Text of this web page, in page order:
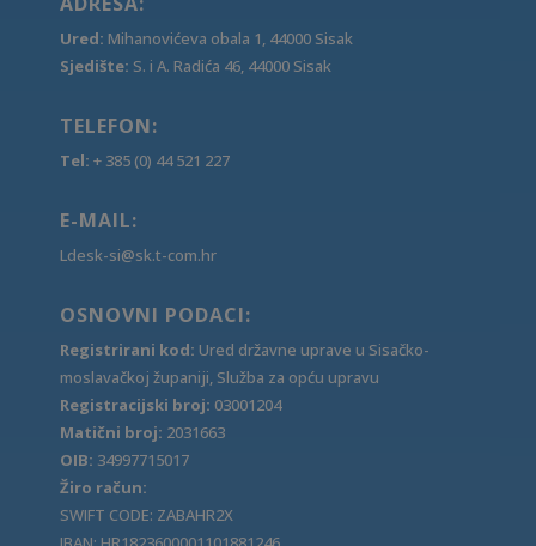
Ured: Mihanovićeva obala 1, 44000 Sisak
Sjedište: S. i A. Radića 46, 44000 Sisak
TELEFON:
Tel: + 385 (0) 44 521 227
E-MAIL:
Ldesk-si@sk.t-com.hr
OSNOVNI PODACI:
Registrirani kod: Ured državne uprave u Sisačko-
moslavačkoj županiji, Služba za opću upravu
Registracijski broj: 03001204
Matični broj: 2031663
OIB: 34997715017
Žiro račun:
SWIFT CODE: ZABAHR2X